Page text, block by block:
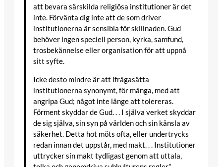
att bevara särskilda religiösa institutioner är det
inte. Förvänta dig inte att de som driver
institutionerna är sensibla för skillnaden. Gud
behöver ingen speciell person, kyrka, samfund,
trosbekännelse eller organisation för att uppnå
sitt syfte.
Icke desto mindre är att ifrågasätta
institutionerna synonymt, för många, med att
angripa Gud; något inte länge att tolereras.
Förment skyddar de Gud. . . I själva verket skyddar
de sig själva, sin syn på världen och sin känsla av
säkerhet. Detta hot möts ofta, eller undertrycks
redan innan det uppstår, med makt. . . Institutioner
uttrycker sin makt tydligast genom att uttala,